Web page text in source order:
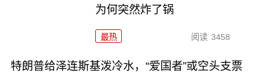
为何突然炸了锅
最热 阅读 3458
特朗普给泽连斯基泼冷水，“爱国者”或空头支票